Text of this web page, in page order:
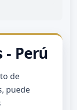
- Perú
de
puede